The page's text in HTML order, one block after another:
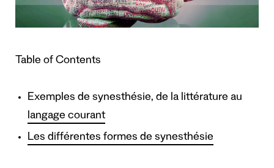
Table of Contents
Exemples de synesthésie, de la littérature au
langage courant
Les différentes formes de synesthésie